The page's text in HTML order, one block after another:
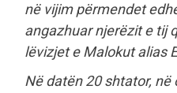
në vijim përmendet
angazhuar njerëzit e tij
lëvizjet e Malokut alias
Në datën 20 shtator, në